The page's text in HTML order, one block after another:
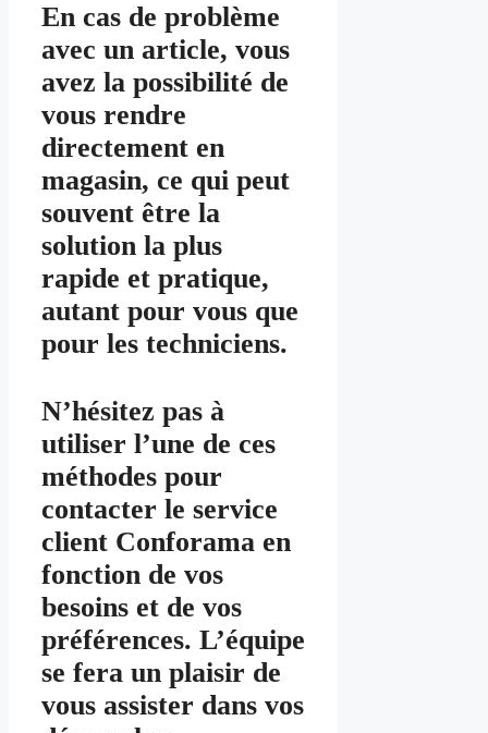
En cas de problème
avec un article, vous
avez la possibilité de
vous rendre
directement en
magasin, ce qui peut
souvent être la
solution la plus
rapide et pratique,
autant pour vous que
pour les techniciens.
N’hésitez pas à
utiliser l’une de ces
méthodes pour
contacter le service
client Conforama en
fonction de vos
besoins et de vos
préférences. L’équipe
se fera un plaisir de
vous assister dans vos